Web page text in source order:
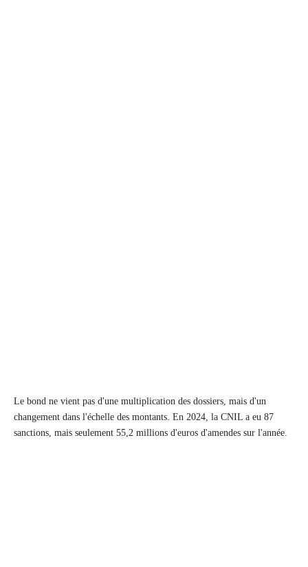
Le bond ne vient pas d'une multiplication des dossiers, mais d'un
changement dans l'échelle des montants. En 2024, la CNIL a eu 87
sanctions, mais seulement 55,2 millions d'euros d'amendes sur l'année.